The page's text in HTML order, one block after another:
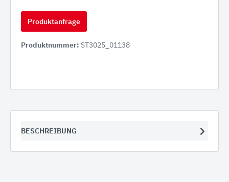
Produktanfrage
Produktnummer: ST3025_01138
BESCHREIBUNG